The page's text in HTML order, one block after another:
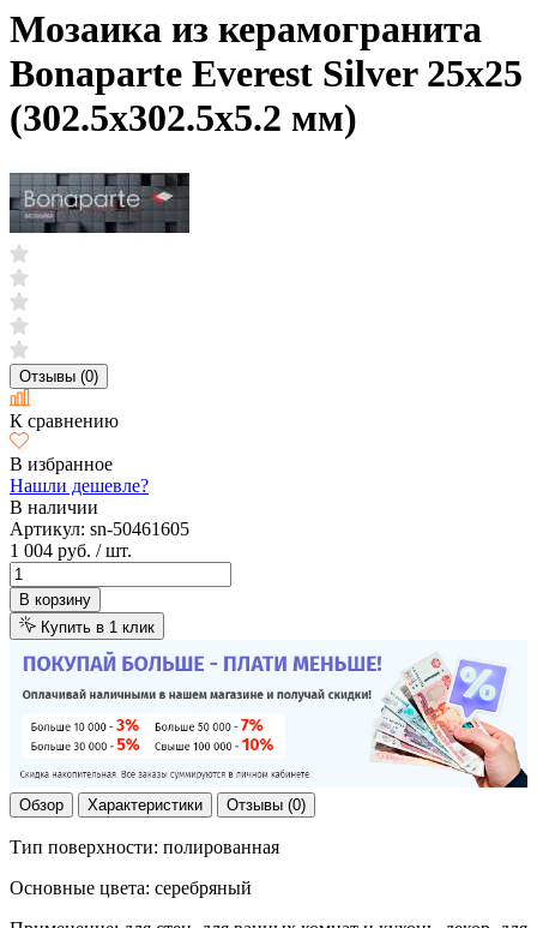
Мозаика из керамогранита
Bonaparte Everest Silver 25х25
(302.5х302.5х5.2 мм)
Отзывы (0)
К сравнению
В избранное
Нашли дешевле?
В наличии
Артикул: sn-50461605
1 004 руб. / шт.
В корзину
Купить в 1 клик
Обзор Характеристики Отзывы (0)
Тип поверхности: полированная
Основные цвета: серебряный